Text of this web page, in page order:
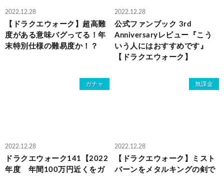
2022.12.28
【ドラクエウォーク】超高難
度がある意味バグってる！年
末特別仕様の難易度か！？
2022.12.28
公式ファンブック 3rd
Anniversaryレビュー『こう
いう人にはおすすめです』
【ドラクエウォーク】
ガチャ
2022.12.28
ドラクエウォーク141【2022
年度 年間100万円近くをガ
無課金
2022.12.28
【ドラクエウォーク】ミスト
バーンをメタルキングの剣で